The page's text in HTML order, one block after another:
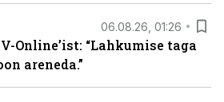
06.08.26, 01:26
Online’ist: “Lahkumise taga
areneda.”